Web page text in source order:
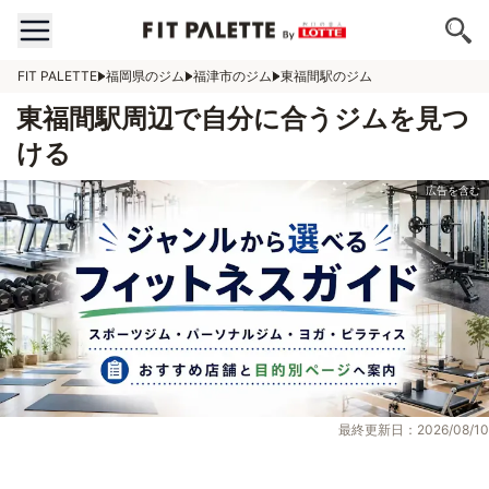
FIT PALETTE 福岡県のジム 福津市のジム 東福間駅のジム
東福間駅周辺で自分に合うジムを見つ
ける
最終更新日：2026/08/10